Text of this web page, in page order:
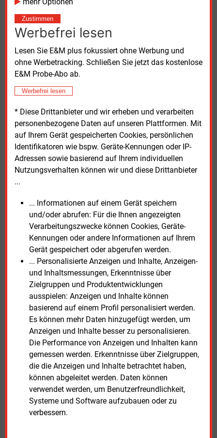
Zustimmen
Werbefrei lesen
Lesen Sie E&M plus fokussiert ohne Werbung und
ohne Werbetracking. Schließen Sie jetzt das kostenlose
E&M Probe-Abo ab.
Werbefrei lesen
* Diese Drittanbieter und wir erheben und verarbeiten
personenbezogene Daten auf unseren Plattformen. Mit
auf Ihrem Gerät gespeicherten Cookies, persönlichen
Identifikatoren wie bspw. Geräte-Kennungen oder IP-
Adressen sowie basierend auf Ihrem individuellen
Nutzungsverhalten können wir und diese Drittanbieter
...
... Informationen auf einem Gerät speichern
und/oder abrufen: Für die Ihnen angezeigten
Verarbeitungszwecke können Cookies, Geräte-
Kennungen oder andere Informationen auf Ihrem
Gerät gespeichert oder abgerufen werden.
... Personalisierte Anzeigen und Inhalte, Anzeigen-
und Inhaltsmessungen, Erkenntnisse über
Zielgruppen und Produktentwicklungen
ausspielen: Anzeigen und Inhalte können
basierend auf einem Profil personalisiert werden.
Es können mehr Daten hinzugefügt werden, um
Anzeigen und Inhalte besser zu personalisieren.
Die Performance von Anzeigen und Inhalten kann
gemessen werden. Erkenntnisse über Zielgruppen,
die die Anzeigen und Inhalte betrachtet haben,
können abgeleitet werden. Daten können
verwendet werden, um Benutzerfreundlichkeit,
Systeme und Software aufzubauen oder zu
verbessern.
Der Chef des Stadwerkeverbunds Thüga, Constantin
H. Alsheimer begrüßte den Kabinettsbeschluss,
forderte jedoch fairen Wettbewerb. „Was es braucht,
ist Freiheit mit Verbindlichkeit.“ Leitgröße der
Wärmewende sollte die Wärmeplanung sein, die auch
gesetzlich mehr Verbindlichkeit braucht, forderte
Alsheimer. Er kritisierte die geplante Kostenteilung
Bürokratie und verzerre den Wettbewerb.
Gaswirtschaft erfreut
Der Branchenverband Die Gas- und
Wasserstoffwirtschaft sieht in der Reform
zusätzliche Optionen für die Wärmewende im
derzeit etwa 56 Prozent aller Wohnungen in
Deutschland versorgten. Hybridheizungen und grüne
Gase könnten daher eine wichtige Rolle spielen.
Das Hauptstadtbüro Bioenergie (HBB) begrüßte, dass
die Bundesregierung die verpflichtende
Nutzungskaskade für feste Biomasse gestrichen hat.
Dies sei ein entscheidender Schritt, um „die
energetische Nutzung von Holz als unverzichtbare
Säule einer sicheren, regionalen Wärmeversorgung
nicht künstlich zu benachteiligen“.
Nach Angaben der Bundesregierung setzt das Gesetz
die europäische Gebäuderichtlinie eins zu eins in
deutsches Recht um. Zusätzliche Anforderungen
über die EU-Vorgaben hinaus seien nicht vorgesehen.
DerGesetzentwurf zum GModGsteht im Internet
bereit.